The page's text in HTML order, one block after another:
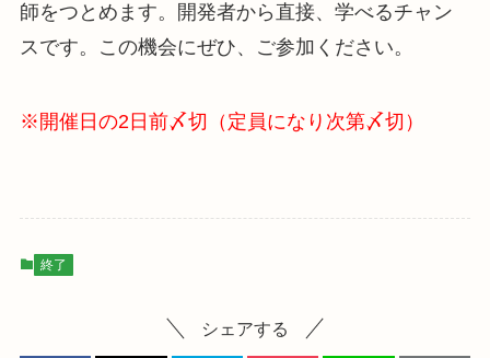
師をつとめます。開発者から直接、学べるチャン
スです。この機会にぜひ、ご参加ください。
※開催日の2日前〆切（定員になり次第〆切）
終了
シェアする